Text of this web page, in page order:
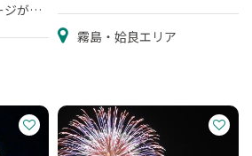
ジがあ
霧島・姶良エリア